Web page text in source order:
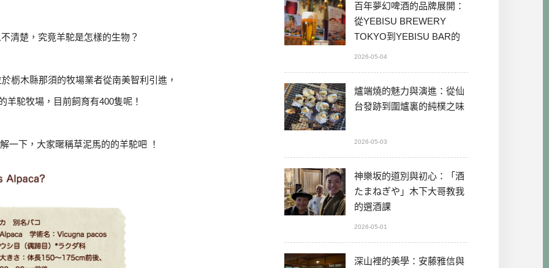
清楚，究竟羊駝是怎樣的生物？
栃木縣那須的牧場業者從南美智利引進，
羊駝牧場，目前飼育有400隻呢！
一下，大家暱稱草泥馬的的羊駝吧 ！
百年夢幻啤酒的品牌展開：
從YEBISU BREWERY
TOKYO到YEBISU BAR的
2026-05-04
爐端燒的魅力與演進：從仙
台發跡到圍爐裏的純樸之味
2026-05-03
神樂坂的道別與初心：「酒
たまねぎや」木下大哥教我
的選酒課
2026-05-01
深山裡的美學：安藤雅信與